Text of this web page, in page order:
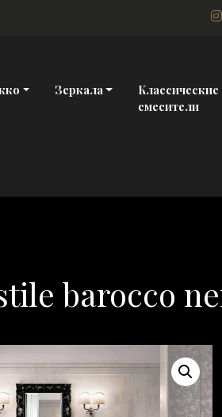
Зеркала
Классические
смесители
barocco